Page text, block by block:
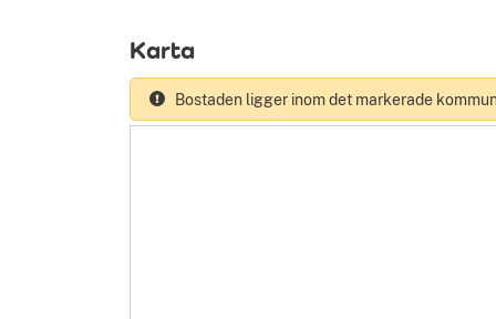
Karta
Bostaden ligger inom det markerade